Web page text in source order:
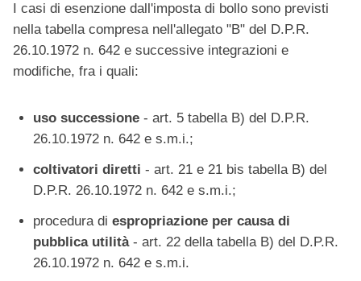
I casi di esenzione dall'imposta di bollo sono previsti
nella tabella compresa nell'allegato "B" del D.P.R.
26.10.1972 n. 642 e successive integrazioni e
modifiche, fra i quali:
uso successione - art. 5 tabella B) del D.P.R.
26.10.1972 n. 642 e s.m.i.;
coltivatori diretti - art. 21 e 21 bis tabella B) del
D.P.R. 26.10.1972 n. 642 e s.m.i.;
procedura di espropriazione per causa di
pubblica utilità- art. 22 della tabella B) del D.P.R.
26.10.1972 n. 642 e s.m.i.